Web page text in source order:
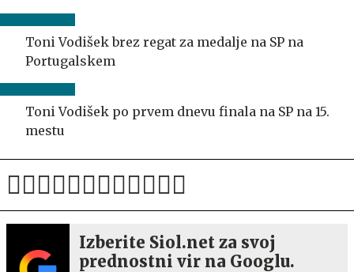
Toni Vodišek brez regat za medalje na SP na
Portugalskem
Toni Vodišek po prvem dnevu finala na SP na 15.
mestu
Izberite Siol.net za svoj
prednostni vir na Googlu.